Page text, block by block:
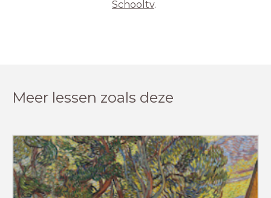
Schooltv.
Meer lessen zoals deze